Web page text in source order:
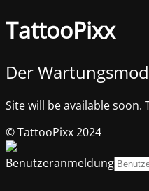
TattooPixx
Der
Site will be available
© TattooPixx 2024
Benutzeranmeldung